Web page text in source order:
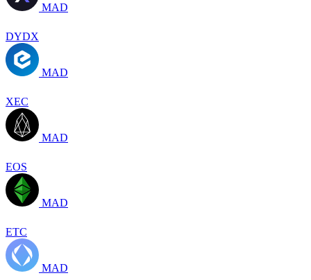
MAD
DYDX
MAD
XEC
MAD
EOS
MAD
ETC
MAD